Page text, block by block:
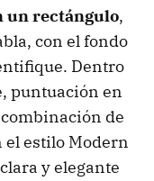
un rectángulo,
con el fondo
Dentro
puntuación en
de
el estilo Modern
y elegante